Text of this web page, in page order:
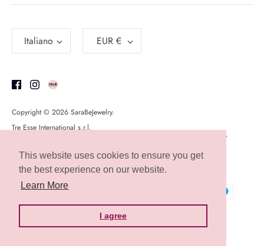
This website uses cookies to ensure you get
the best experience on our website.
Learn More
I agree
Lingua
Italiano Valuta
EUR €
Copyright © 2026 SaraBeJewelry.
Tre Esse International s.r.l.
Via Giovan maria Baccin 34/d - Bassano del Grappa 36061 (VI) - Italy
Capitale versato: 10.000€